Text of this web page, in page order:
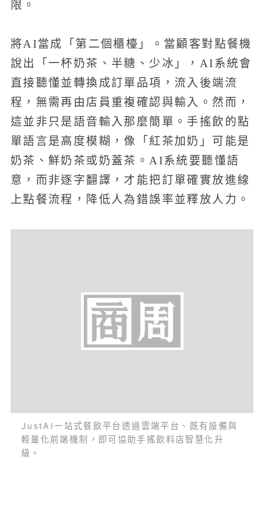
限。
將AI當成「第二個櫃檯」。當顧客對點餐機
說出「一杯奶茶、半糖、少冰」，AI系統會
直接聽懂並轉換成訂單品項，流入後端流
程，無需再由店員重複確認與輸入。然而，
這並非只是語音輸入那麼簡單。手搖飲的點
單語言是高度模糊，像「紅茶加奶」可能是
奶茶、鮮奶茶或奶蓋茶。AI系統要聽懂語
意，而非逐字翻譯，才能把訂單確實放進線
上點餐流程，降低人為錯誤率並釋放人力。
JustAI一站式餐飲平台透過雲端平台、既有設備與
輕量化前端機制，即可協助手搖飲料店智慧化升
級。